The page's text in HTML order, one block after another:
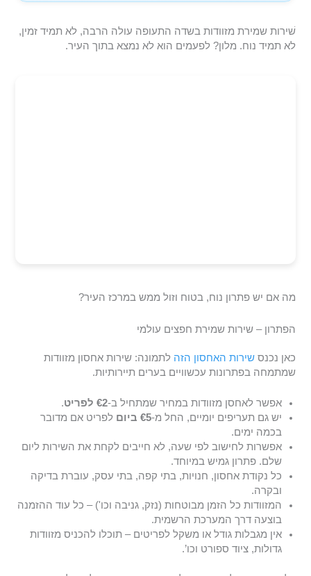
שׁירות שמירת מזוודות בשדה התעופה עולה הרבה, לא תמיד זמין,
לא תמיד נוח. מלון? לפעמים הוא לא נמצא בתוך העיר.
מה אם יש פתרון נוח, בטוח וזול ממש במרכז העיר?
הפתרון – שירות שמירת חפצים עולמי
כאן נכנסשירות האחסון הזה לתמונה: שירות אחסון מזוודות
שמתמחה בפתרונות עכשוויים בערים תיירותיות.
אפשר לאחסן מזוודות במחיר שמתחיל ב-€2 לפריט
.
יש גם תעריפים יומיים, החל מ-€5 ביום
לפריט אם מדובר
בכמה ימים.
אפשרות לחישוב לפי שעה, לא חייבים לקחת את השירות ליום
שלם. פתרון גמיש במיוחד.
כל נקודת אחסון, חנויות, בתי קפה, בתי עסק, עוברת בדיקה
ובקרה.
המזוודות כל הזמן מבוטחות (נזק, גניבה וכו') – כל עוד ההזמנה
בוצעה דרך המערכת הרשמית.
אין מגבלות גודל או משקל לפריטים – תוכלו להכניס מזוודות
גדולות, ציוד ספורט וכו’.